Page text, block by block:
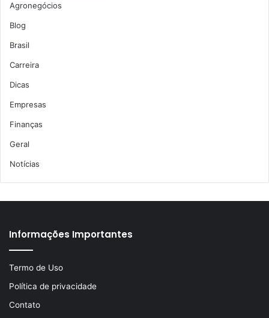
Agronegócios
Blog
Brasil
Carreira
Dicas
Empresas
Finanças
Geral
Notícias
Informações Importantes
Termo de Uso
Política de privacidade
Contato